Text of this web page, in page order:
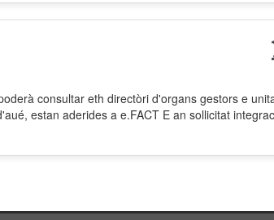
consultar eth directòri d'organs gestors e
estan aderides a e.FACT E an sollicitat